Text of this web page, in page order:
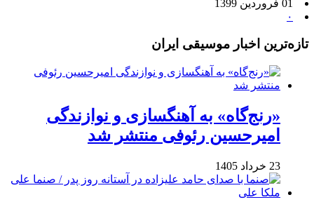
01 فروردین 1399
۰
تازه‌ترین اخبار موسیقی ایران
«رنج‌گاه» به آهنگسازی و نوازندگی
امیرحسین رئوفی منتشر شد
23 خرداد 1405